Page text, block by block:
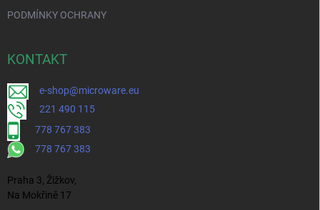
PODMÍNKY OCHRANY
KONTAKT
e-shop@microware.eu
221 490 115
778 767 383
778 767 383
Praha 3, Žižkov,
Na Mokřině 17